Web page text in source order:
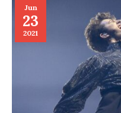
Jun
23
2021